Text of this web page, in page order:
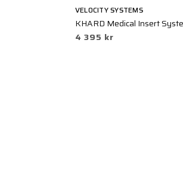
VELOCITY SYSTEMS
KHARD Medical Insert
4 395 kr